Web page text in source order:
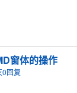
窗体的操作
0回复